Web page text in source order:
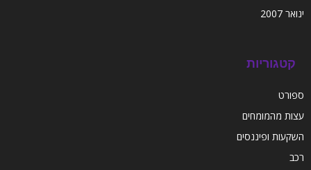
ינואר 2007
קטגוריות
ספורט
עצות מהמומחים
השקעות ופיננסים
רכב